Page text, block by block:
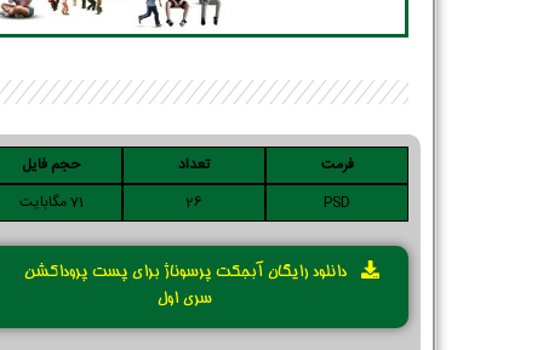
دانلود رایگان آبجکت پرسوناژ برای پست پروداکشن
سری اول
فرمت تعداد
حجم فایل
PSD
26 71 مگابایت